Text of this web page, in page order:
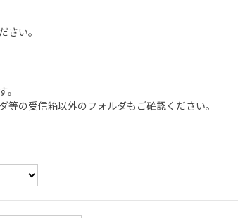
さい。
の受信箱以外のフォルダもご確認ください。